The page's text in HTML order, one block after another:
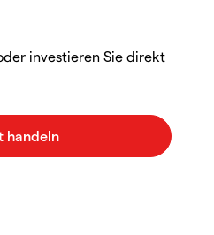
investieren Sie direkt